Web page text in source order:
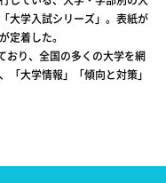
大学入試シリーズ」。表紙が
定着した。
おり、全国の多くの大学を網
「大学情報」「傾向と対策」